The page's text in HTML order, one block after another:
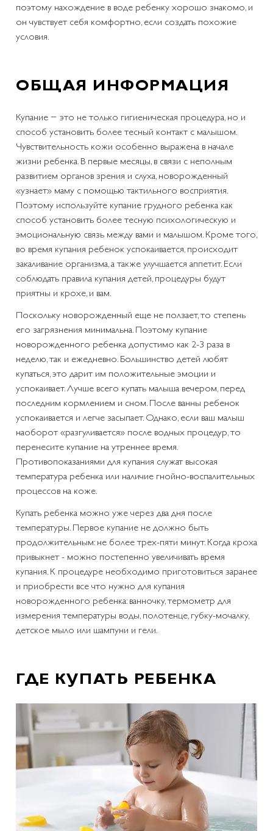
поэтому нахождение в воде ребенку хорошо знакомо, и
он чувствует себя комфортно, если создать похожие
условия.
ОБЩАЯ ИНФОРМАЦИЯ
Купание − это не только гигиеническая процедура, но и
способ установить более тесный контакт с малышом.
Чувствительность кожи особенно выражена в начале
жизни ребенка. В первые месяцы, в связи с неполным
развитием органов зрения и слуха, новорожденный
«узнает» маму с помощью тактильного восприятия.
Поэтому используйте купание грудного ребенка как
способ установить более тесную психологическую и
эмоциональную связь между вами и малышом. Кроме того,
во время купания ребенок успокаивается, происходит
закаливание организма, а также улучшается аппетит. Если
соблюдать правила купания детей, процедуры будут
приятны и крохе, и вам.
Поскольку новорожденный еще не ползает, то степень
его загрязнения минимальна. Поэтому купание
новорожденного ребенка допустимо как 2-3 раза в
неделю, так и ежедневно. Большинство детей любят
купаться, это дарит им положительные эмоции и
успокаивает. Лучше всего купать малыша вечером, перед
последним кормлением и сном. После ванны ребенок
успокаивается и легче засыпает. Однако, если ваш малыш
наоборот «разгуливается» после водных процедур, то
перенесите купание на утреннее время.
Противопоказаниями для купания служат высокая
температура ребенка или наличие гнойно-воспалительных
процессов на коже.
Купать ребенка можно уже через два дня после
температуры. Первое купание не должно быть
продолжительным: не более трех-пяти минут. Когда кроха
привыкнет - можно постепенно увеличивать время
купания. К процедуре необходимо приготовиться заранее
и приобрести все что нужно для купания
новорожденного ребенка: ванночку, термометр для
измерения температуры воды, полотенце, губку-мочалку,
детское мыло или шампуни и гели.
ГДЕ КУПАТЬ РЕБЕНКА